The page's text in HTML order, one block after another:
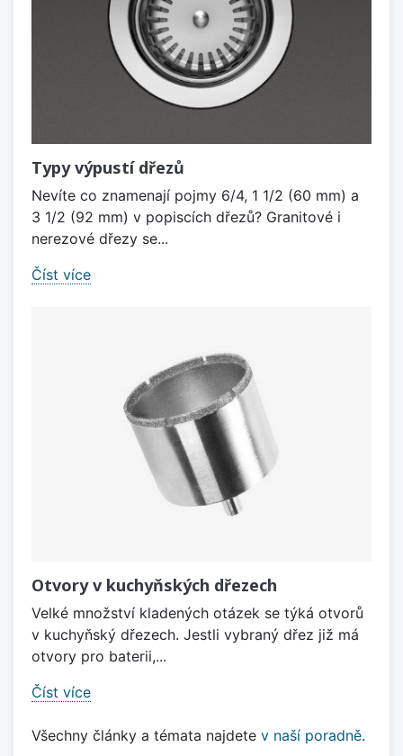
Typy výpustí dřezů
Nevíte co znamenají pojmy 6/4, 1 1/2 (60 mm) a
3 1/2 (92 mm) v popiscích dřezů? Granitové i
nerezové dřezy se...
Číst více
Otvory v kuchyňských dřezech
Velké množství kladených otázek se týká otvorů
v kuchyňský dřezech. Jestli vybraný dřez již má
otvory pro baterii,...
Číst více
Všechny články a témata najdete v naší poradně.